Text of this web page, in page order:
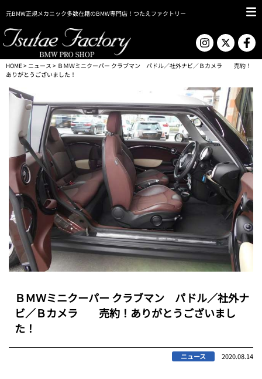
元BMW正規メカニック多数在籍のBMW専門店！つたえファクトリー
HOME> ニュース > ＢＭＷミニクーパー クラブマン パドル／社外ナビ／Ｂカメラ 売約！
ありがとうございました！
ＢＭＷミニクーパー クラブマン パドル／社外ナ
ビ／Ｂカメラ 売約！ありがとうございまし
た！
ニュース 2020.08.14